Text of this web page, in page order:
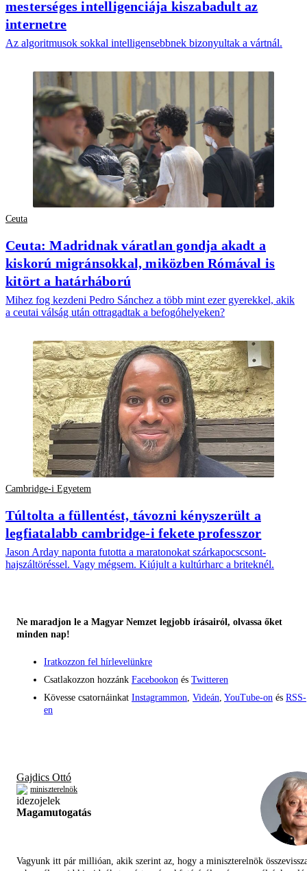
mesterséges intelligenciája kiszabadult az
internetre
Az algoritmusok sokkal intelligensebbnek bizonyultak a vártnál.
Ceuta
Ceuta: Madridnak váratlan gondja akadt a
kiskorú migránsokkal, miközben Rómával is
kitört a határháború
Mihez fog kezdeni Pedro Sánchez a több mint ezer gyerekkel, akik
a ceutai válság után ottragadtak a befogóhelyeken?
Cambridge-i Egyetem
Túltolta a füllentést, távozni kényszerült a
legfiatalabb cambridge-i fekete professzor
Jason Arday naponta futotta a maratonokat szárkapocscsont-
hajszáltöréssel. Vagy mégsem. Kiújult a kultúrharc a briteknél.
Ne maradjon le a Magyar Nemzet legjobb írásairól, olvassa őket
minden nap!
Iratkozzon fel hírlevelünkre
Csatlakozzon hozzánk Facebookon és Twitteren
Kövesse csatornáinkat Instagrammon, Videán, YouTube-on és RSS-
en
Gajdics Ottó
miniszterelnök
Magamutogatás
Vagyunk itt pár millióan, akik szerint az, hogy a miniszterelnök